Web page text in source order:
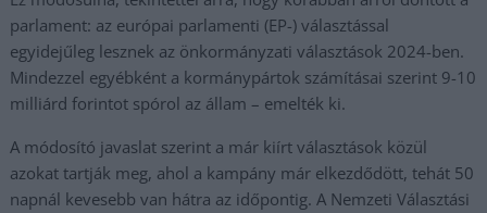
parlament: az európai parlamenti (EP-) választással
egyidejűleg lesznek az önkormányzati választások 2024-ben.
Mindezzel egyébként a kormánypártok számításai szerint 9-10
milliárd forintot spórol az állam – emelték ki.
A módosító javaslat szerint a már kiírt választások közül
azokat tartják meg, ahol a kampány már elkezdődött, tehát 50
napnál kevesebb van hátra az időpontig. A Nemzeti Választási